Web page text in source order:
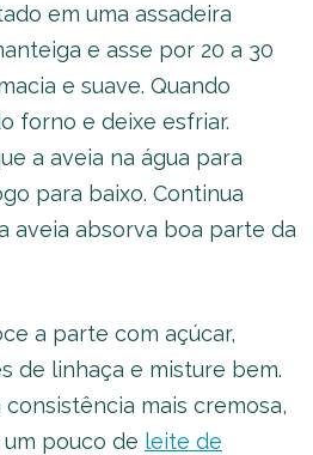
em uma assadeira
e asse por 20 a 30
e suave. Quando
forno e deixe esfriar.
a aveia na água para
para baixo. Continua
aveia absorva boa parte da
a parte com açúcar,
de linhaça e misture bem.
mais cremosa,
pouco de leite de